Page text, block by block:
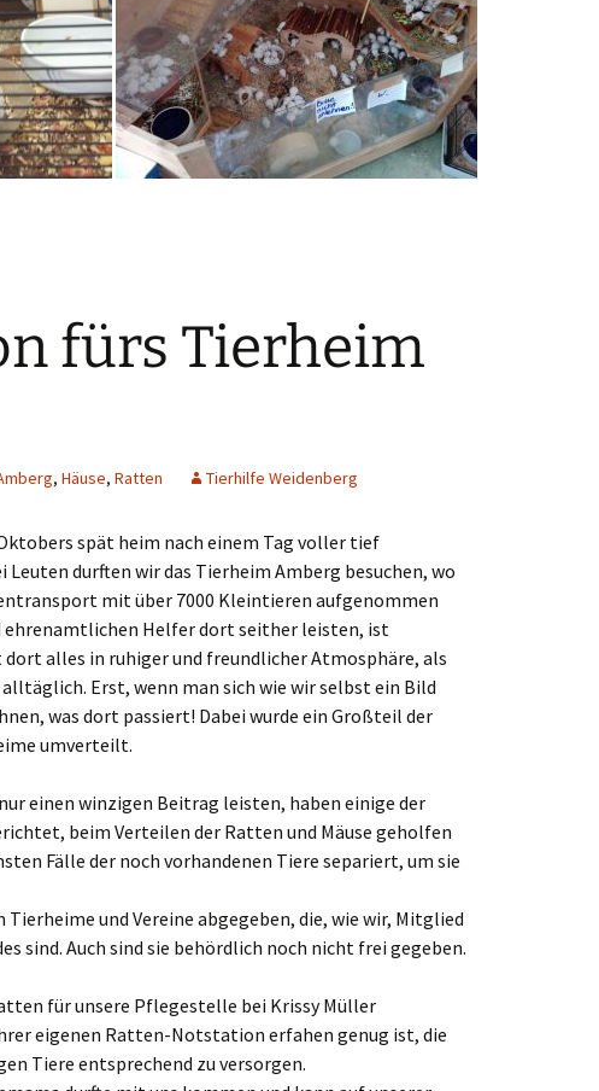
fürs Tierheim
, Häuse, Ratten Tierhilfe Weidenberg
spät heim nach einem Tag voller tief
Leuten durften wir das Tierheim Amberg besuchen, wo
mit über 7000 Kleintieren aufgenommen
ehrenamtlichen Helfer dort seither leisten, ist
alles in ruhiger und freundlicher Atmosphäre, als
Erst, wenn man sich wie wir selbst ein Bild
was dort passiert! Dabei wurde ein Großteil der
umverteilt.
einen winzigen Beitrag leisten, haben einige der
beim Verteilen der Ratten und Mäuse geholfen
Fälle der noch vorhandenen Tiere separiert, um sie
Tierheime und Vereine abgegeben, die, wie wir, Mitglied
sind. Auch sind sie behördlich noch nicht frei gegeben.
für unsere Pflegestelle bei Krissy Müller
eigenen Ratten-Notstation erfahen genug ist, die
Tiere entsprechend zu versorgen.